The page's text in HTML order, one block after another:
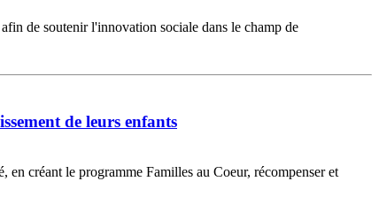
de soutenir l'innovation sociale dans le champ de
de leurs enfants
créant le programme Familles au Coeur, récompenser et